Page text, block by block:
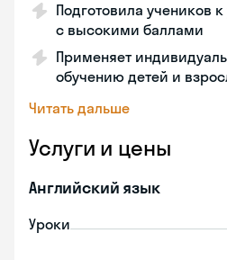
Подготовила учеников
с высокими баллами
Применяет
обучению детей и
Читать дальше
Услуги и цены
Английский язык
Уроки